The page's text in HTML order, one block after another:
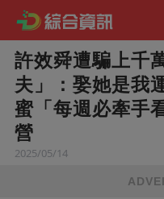
許效舜遭騙上千
夫」：娶她是我
蜜「每週必牽手
營
2025/05/14